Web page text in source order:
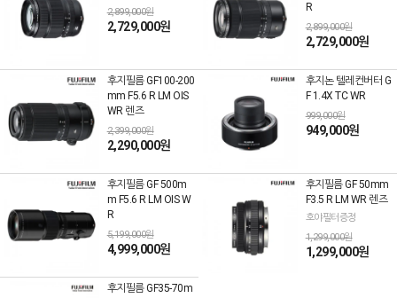
2,899,000원
2,729,000원
R
2,899,000원
2,729,000원
후지필름 GF100-200
mm F5.6 R LM OIS
WR 렌즈
2,399,000원
2,290,000원
후지논 텔레컨버터 G
F 1.4X TC WR
999,000원
949,000원
후지필름 GF 500m
m F5.6 R LM OIS W
R
5,199,000원
4,999,000원
후지필름 GF 50mm
F3.5 R LM WR 렌즈
호야필터증정
1,299,000원
1,299,000원
후지필름 GF35-70m